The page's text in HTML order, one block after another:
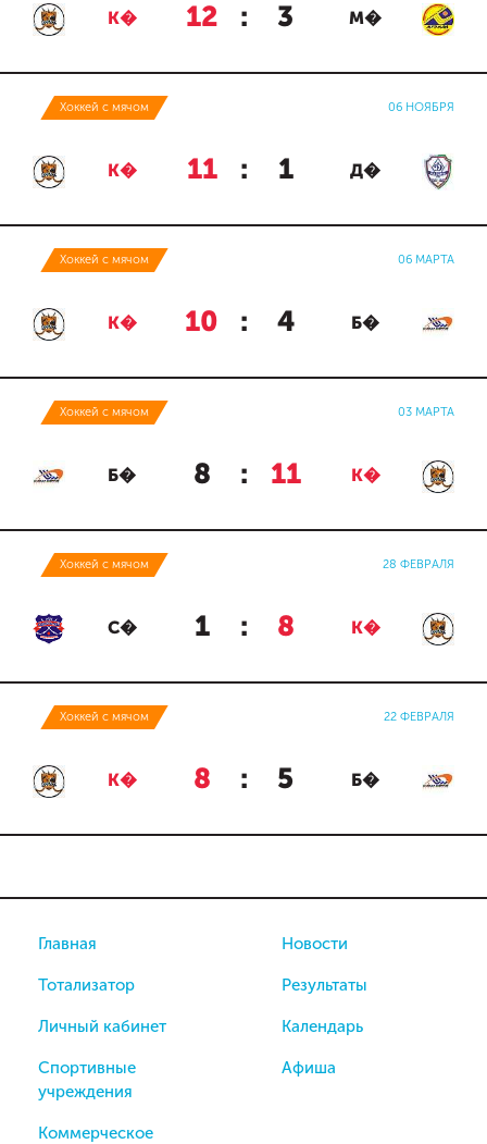
К� 12 : 3 М�
Хоккей с мячом 06 НОЯБРЯ
К� 11 : 1 Д�
Хоккей с мячом 06 МАРТА
К� 10 : 4 Б�
Хоккей с мячом 03 МАРТА
Б� 8 : 11 К�
Хоккей с мячом 28 ФЕВРАЛЯ
С� 1 : 8 К�
Хоккей с мячом 22 ФЕВРАЛЯ
К� 8 : 5 Б�
Главная
Тотализатор
Личный кабинет
Спортивные
учреждения
Коммерческое
Новости
Результаты
Календарь
Афиша